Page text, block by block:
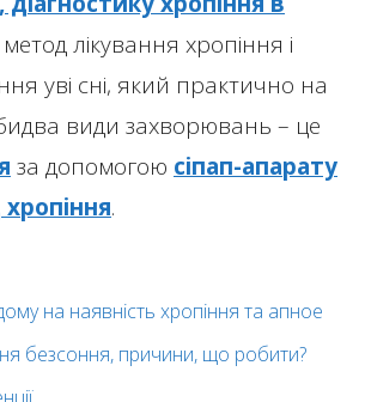
лікування хропіння і
уві сні, який практично на
види захворювань – це
за допомогою сіпап-апарату
.
на наявність хропіння та апное
безсоння, причини, що робити?